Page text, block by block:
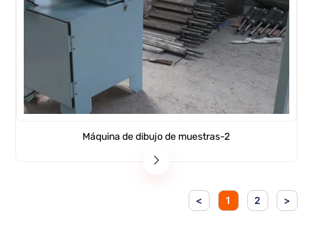
Máquina de dibujo de muestras-2
< 1 2 >